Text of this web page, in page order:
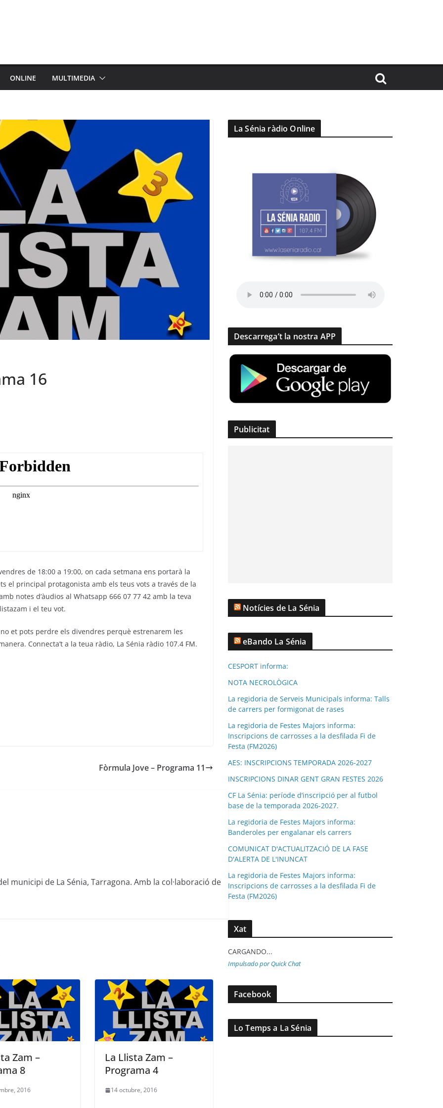
ONLINE MULTIMEDIA
16
de 18:00 a 19:00, on cada setmana ens portarà la
el principal protagonista amb els teus vots a través de la
notes d’àudios al Whatsapp 666 07 77 42 amb la teva
i el teu vot.
et pots perdre els divendres perquè estrenarem les
Connecta’t a la teua ràdio, La Sénia ràdio 107.4 FM.
Fòrmula Jove – Programa 11
municipi de La Sénia, Tarragona. Amb la col·laboració de
Zam –
8
2016
La Llista Zam –
Programa 4
14 octubre, 2016
La Sénia ràdio Online
Descarrega’t la nostra APP
Publicitat
Notícies de La Sénia
eBando La Sénia
CESPORT informa:
NOTA NECROLÒGICA
La regidoria de Serveis Municipals informa: Talls
de carrers per formigonat de rases
La regidoria de Festes Majors informa:
Inscripcions de carrosses a la desfilada Fi de
Festa (FM2026)
AES: INSCRIPCIONS TEMPORADA 2026-2027
INSCRIPCIONS DINAR GENT GRAN FESTES 2026
CF La Sénia: període d’inscripció per al futbol
base de la temporada 2026-2027.
La regidoria de Festes Majors informa:
Banderoles per engalanar els carrers
COMUNICAT D'ACTUALITZACIÓ DE LA FASE
D'ALERTA DE L'INUNCAT
La regidoria de Festes Majors informa:
Inscripcions de carrosses a la desfilada Fi de
Festa (FM2026)
Xat
CARGANDO...
Impulsado por Quick Chat
Facebook
Lo Temps a La Sénia